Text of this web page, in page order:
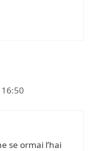
se ormai l’hai